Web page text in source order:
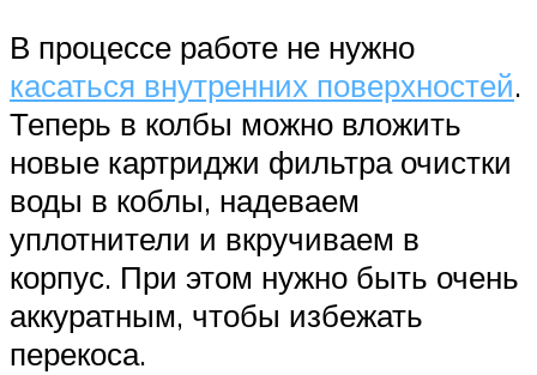
В процессе работе не нужно
касаться внутренних поверхностей.
Теперь в колбы можно вложить
новые картриджи фильтра очистки
воды в коблы, надеваем
уплотнители и вкручиваем в
корпус. При этом нужно быть очень
аккуратным, чтобы избежать
перекоса.